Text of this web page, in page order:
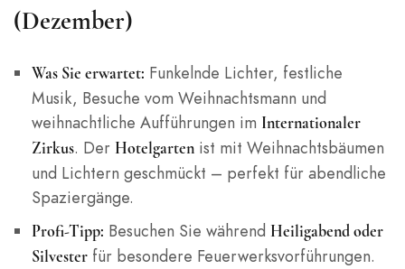
(Dezember)
Was Sie erwartet: Funkelnde Lichter, festliche
Musik, Besuche vom Weihnachtsmann und
weihnachtliche Aufführungen im Internationaler
Zirkus. Der Hotelgartenist mit Weihnachtsbäumen
und Lichtern geschmückt – perfekt für abendliche
Spaziergänge.
Profi-Tipp: Besuchen Sie während Heiligabend oder
Silvesterfür besondere Feuerwerksvorführungen.